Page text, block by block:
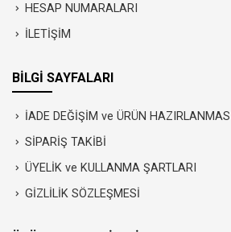
HESAP NUMARALARI
İLETİŞİM
BİLGİ SAYFALARI
İADE DEĞİŞİM ve ÜRÜN HAZIRLANMASI
SİPARİŞ TAKİBİ
ÜYELİK ve KULLANMA ŞARTLARI
GİZLİLİK SÖZLEŞMESİ